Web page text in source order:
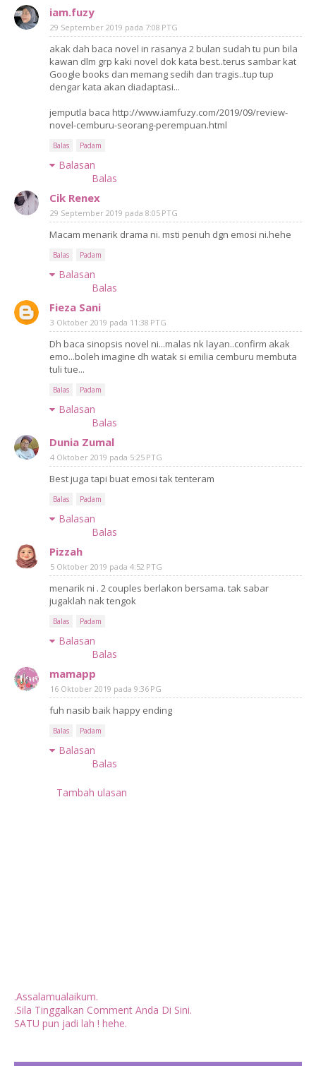
iam.fuzy
29 September 2019 pada 7:08 PTG
akak dah baca novel in rasanya 2 bulan sudah tu pun bila
kawan dlm grp kaki novel dok kata best..terus sambar kat
Google books dan memang sedih dan tragis..tup tup
dengar kata akan diadaptasi...
jemputla baca http://www.iamfuzy.com/2019/09/review-
novel-cemburu-seorang-perempuan.html
Balas Padam
Balasan
Balas
Cik Renex
29 September 2019 pada 8:05 PTG
Macam menarik drama ni. msti penuh dgn emosi ni.hehe
Balas Padam
Balasan
Balas
Fieza Sani
3 Oktober 2019 pada 11:38 PTG
Dh baca sinopsis novel ni...malas nk layan..confirm akak
emo...boleh imagine dh watak si emilia cemburu membuta
tuli tue...
Balas Padam
Balasan
Balas
Dunia Zumal
4 Oktober 2019 pada 5:25 PTG
Best juga tapi buat emosi tak tenteram
Balas Padam
Balasan
Balas
Pizzah
5 Oktober 2019 pada 4:52 PTG
menarik ni . 2 couples berlakon bersama. tak sabar
jugaklah nak tengok
Balas Padam
Balasan
Balas
mamapp
16 Oktober 2019 pada 9:36 PG
fuh nasib baik happy ending
Balas Padam
Balasan
Balas
Tambah ulasan
.Assalamualaikum.
.Sila Tinggalkan Comment Anda Di Sini.
SATU pun jadi lah ! hehe.